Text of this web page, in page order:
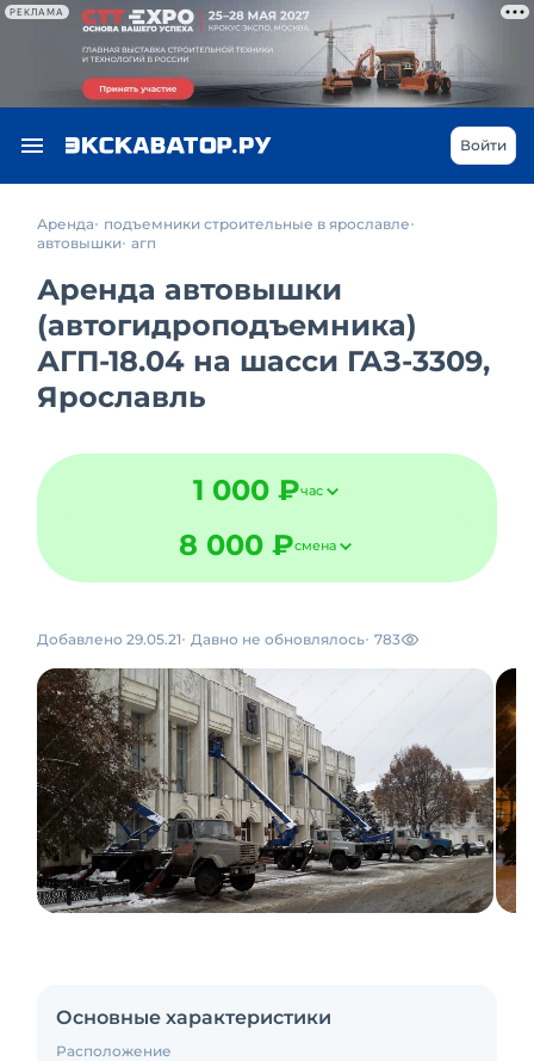
РЕКЛАМА
Войти
Аренда
подъемники строительные в ярославле
автовышки агп
Аренда автовышки
(автогидроподъемника)
АГП-18.04 на шасси ГАЗ-3309,
Ярославль
1 000 ₽час
8 000 ₽смена
Добавлено 29.05.21 Давно не обновлялось 783
Основные характеристики
Расположение